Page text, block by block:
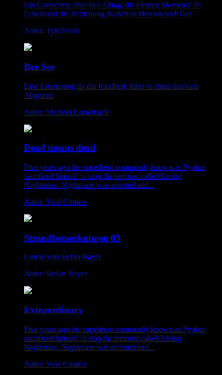
Ein Comicstrip über den Alltag, die kleinen Momente im
Leben und die Beziehung zwischen Mensch und Tier.
Autor: Tyll Peters
Der See
Eine Erinnerung an die Kindheit, führt in einen dunklen
Abgrund.
Autor: Michael Lauterbach
Dead means dead
Five years ago the superhero commonly known as Pypher
sacrificed himself to stop the terrorist called Living
Nightmare. Nightmare was arrested and...
Autor: Void Comics
Strandbemerkungen 03
Comic von Stefan Bayer
Autor: Stefan Bayer
Extraordinary
Five years ago the superhero commonly known as Pypher
sacrificed himself to stop the terrorist called Living
Nightmare. Nightmare was arrested and...
Autor: Void Comics